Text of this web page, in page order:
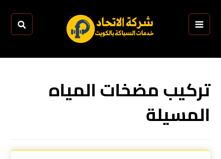
تركيب مضخات المياه
المسيلة